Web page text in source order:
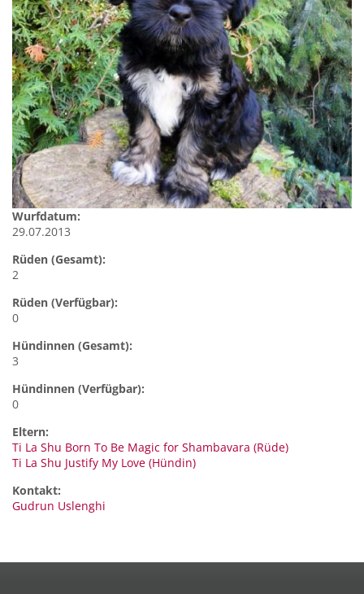
Wurfdatum:
29.07.2013
Rüden (Gesamt):
2
Rüden (Verfügbar):
0
Hündinnen (Gesamt):
3
Hündinnen (Verfügbar):
0
Eltern:
Ti La Shu Born To Be Magic for Shambavara (Rüde)
Ti La Shu Justify My Love (Hündin)
Kontakt:
Gudrun Uslenghi